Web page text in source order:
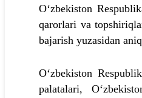
O‘zbekiston
qarorlari va
bajarish yuzasidan
O‘zbekiston
palatalari,